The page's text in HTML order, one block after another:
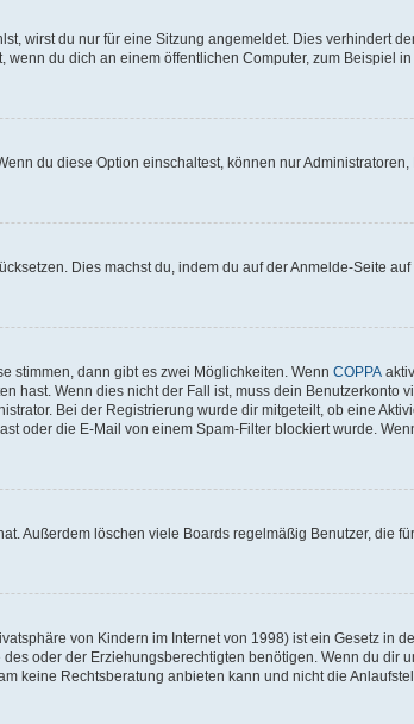
wirst du nur für eine Sitzung angemeldet. Dies verhindert
du dich an einem öffentlichen Computer, zum Beispiel
du diese Option einschaltest, können nur
Dies machst du, indem du auf der Anmelde-Seite
stimmen, dann gibt es zwei Möglichkeiten. Wenn COPPA
Wenn dies nicht der Fall ist, muss dein Benutzerkonto
Bei der Registrierung wurde dir mitgeteilt, ob eine
oder die E-Mail von einem Spam-Filter blockiert wurde.
Außerdem löschen viele Boards regelmäßig Benutzer, die
von Kindern im Internet von 1998) ist ein Gesetz in
oder der Erziehungsberechtigten benötigen. Wenn du dir
keine Rechtsberatung anbieten kann und nicht die